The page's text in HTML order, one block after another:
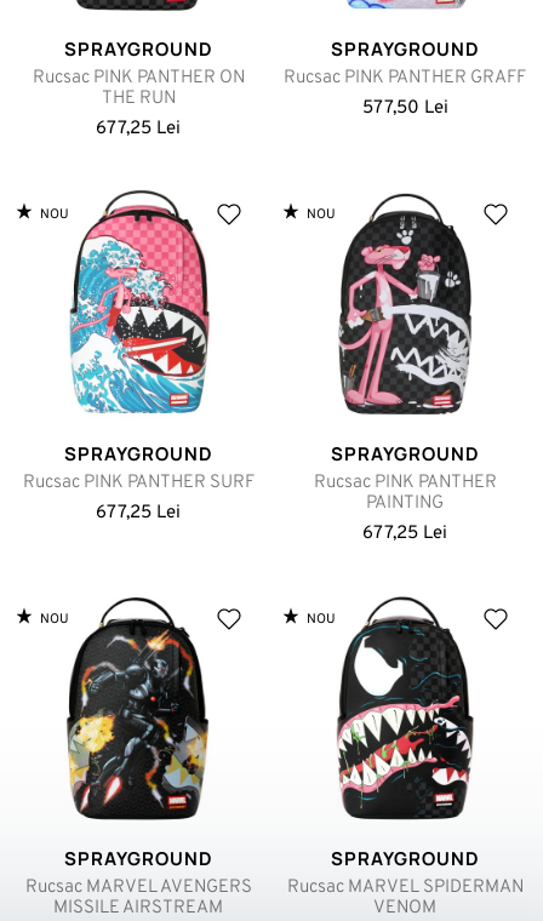
SPRAYGROUND
Rucsac PINK PANTHER ON
THE RUN
677,25 Lei
SPRAYGROUND
Rucsac PINK PANTHER GRAFF
577,50 Lei
NOU
SPRAYGROUND
Rucsac PINK PANTHER SURF
677,25 Lei
NOU
SPRAYGROUND
Rucsac PINK PANTHER
PAINTING
677,25 Lei
NOU
SPRAYGROUND
Rucsac MARVEL AVENGERS
MISSILE AIRSTREAM
NOU
SPRAYGROUND
Rucsac MARVEL SPIDERMAN
VENOM